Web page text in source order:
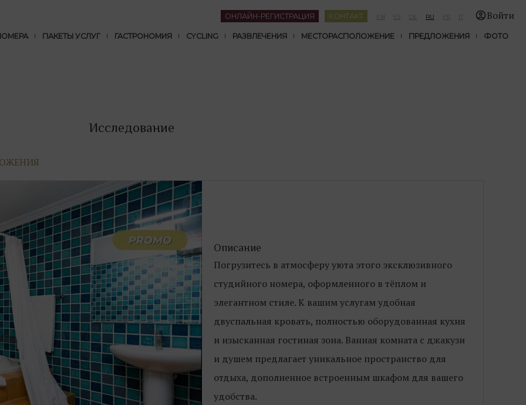
Войти
EN RU FR IT
КОНТАКТ
ОНЛАЙН-РЕГИСТРАЦИЯ
ПАКЕТЫ УСЛУГ ГАСТРОНОМИЯ CYCLING РАЗВЛЕЧЕНИЯ МЕСТОРАСПОЛОЖЕНИЕ ПРЕДЛОЖЕНИЯ ФОТО
Исследование
Описание
Погрузитесь в атмосферу уюта этого эксклюзивного
студийного номера, оформленного в тёплом и
элегантном стиле. К вашим услугам удобная
двуспальная кровать, полностью оборудованная кухня
и изысканная гостиная зона. Ванная комната с джакузи
и душем предлагает уникальное пространство для
отдыха, дополненное встроенным шкафом для вашего
удобства.